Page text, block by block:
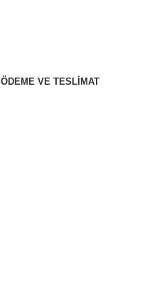
ÖDEME VE TESLIMAT